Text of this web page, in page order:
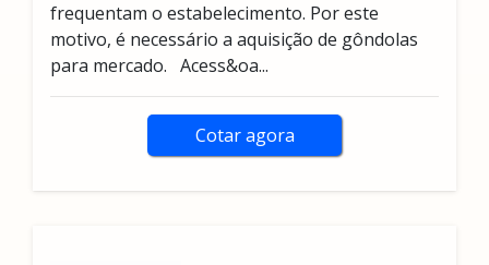
frequentam o estabelecimento. Por este
motivo, é necessário a aquisição de gôndolas
para mercado. Acess&oa...
Cotar agora